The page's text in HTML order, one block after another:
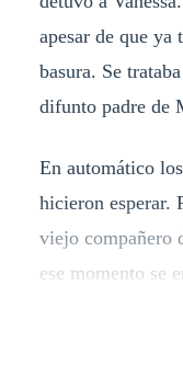
apesar de que ya
basura. Se
difunto padre de
En automático
hicieron esperar.
viejo compañero
ese momento se